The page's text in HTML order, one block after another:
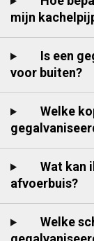
mijn
Is een
voor buiten?
Welke
Wat kan
afvoerbuis?
Welke